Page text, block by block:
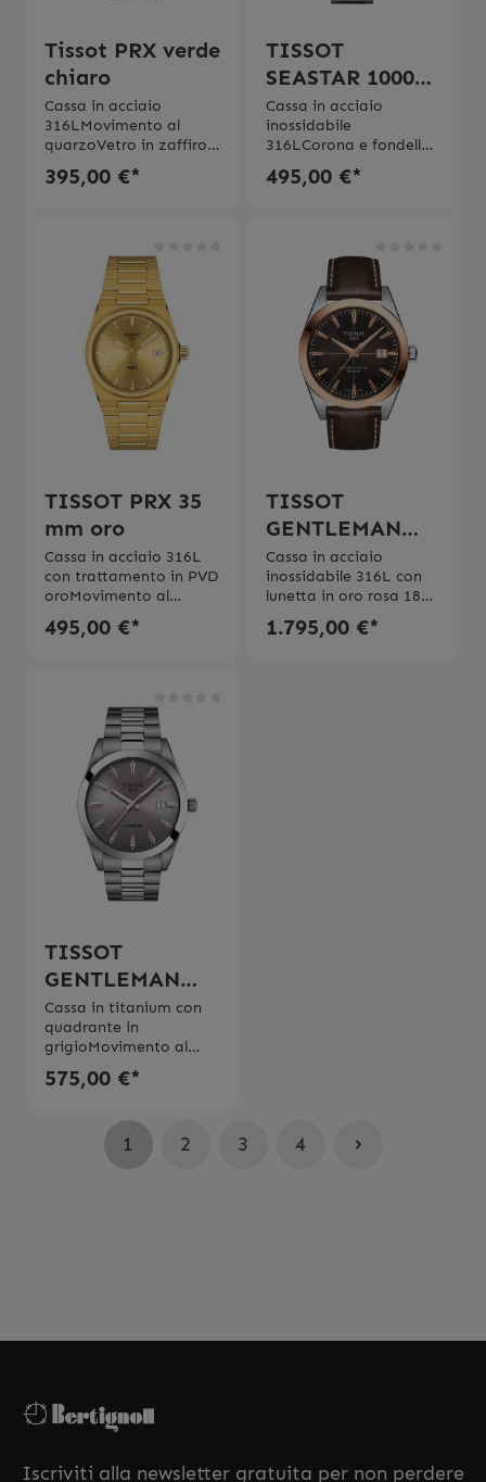
Tissot PRX verde
chiaro
Cassa in acciaio
316LMovimento al
quarzoVetro in zaffiro
antigraffioCinturino
intercambiabile a
piedi)Swiss Made2 anni
di garanzia
395,00 €*
TISSOT
SEASTAR 1000
36MM
Cassa in acciaio
inossidabile
316LCorona e fondello
a viteMovimento al
quarzo
rivestimento antiriflesso
su entrambi i
latiCinturino
intercambiabile a
sgancio
rapidoImpermeabile
fino a una pressione di
30 bar (300 m / 1000
piedi)Swiss Made2 anni
di garanzia
495,00 €*
TISSOT PRX 35
mm oro
Cassa in acciaio 316L
con trattamento in PVD
oroMovimento al
quarzoVetro in zaffiro
antigraffioImpermeabil
garanzia
495,00 €*
TISSOT
GENTLEMAN
POWERMATIC
80 SILICIUM
18K GOLD
BEZEL
Cassa in acciaio
inossidabile 316L con
lunetta in oro rosa 18
trasparenteMovimento
1.795,00 €*
TISSOT
GENTLEMAN
TITANIUM
Cassa in titanium con
quadrante in
grigioMovimento al
quarzoVetro zaffiro
bombato
litá 10 bar (100
metri/330 piedi)Swiss
Made2 anni di
575,00 €*
1 2 3 4
Iscriviti alla newsletter gratuita per non perdere